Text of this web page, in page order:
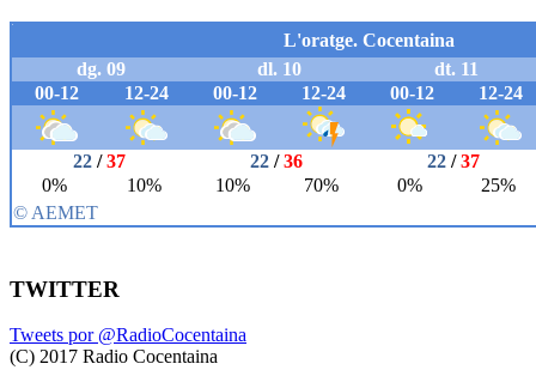
TWITTER
Tweets por @RadioCocentaina
(C) 2017 Radio Cocentaina